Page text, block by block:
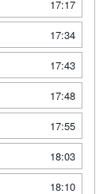
17:17
17:34
17:43
17:48
17:55
18:03
18:10